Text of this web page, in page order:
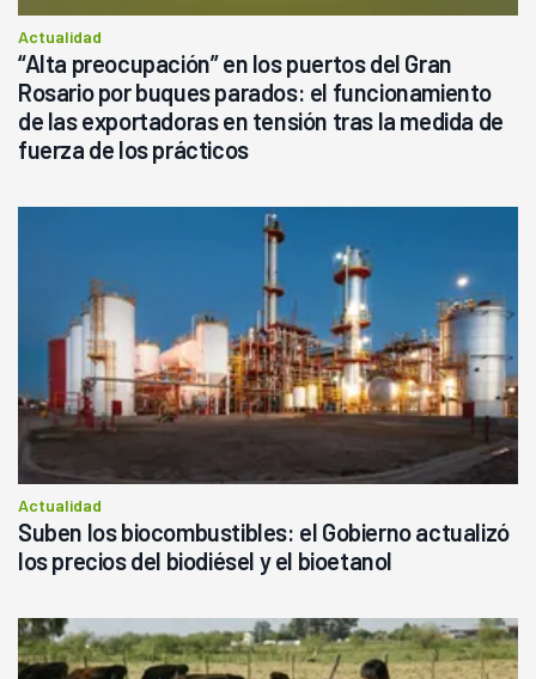
Actualidad
“Alta preocupación” en los puertos del Gran
Rosario por buques parados: el funcionamiento
de las exportadoras en tensión tras la medida de
fuerza de los prácticos
Actualidad
Suben los biocombustibles: el Gobierno actualizó
los precios del biodiésel y el bioetanol